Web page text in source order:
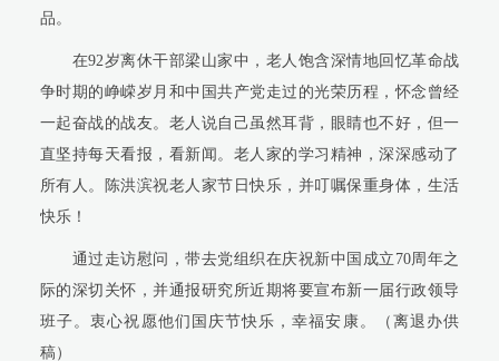
品。
在92岁离休干部梁山家中，老人饱含深情地回忆革命战
争时期的峥嵘岁月和中国共产党走过的光荣历程，怀念曾经
一起奋战的战友。老人说自己虽然耳背，眼睛也不好，但一
直坚持每天看报，看新闻。老人家的学习精神，深深感动了
所有人。陈洪滨祝老人家节日快乐，并叮嘱保重身体，生活
快乐！
通过走访慰问，带去党组织在庆祝新中国成立 70周年之
际的深切关怀，并通报研究所近期将要宣布新一届行政领导
班子 。衷心祝愿他们国庆节快乐，幸福安康。（离退办供
稿）